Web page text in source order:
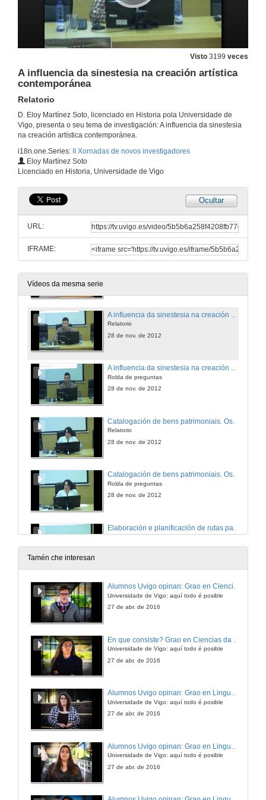
Visto 3199 veces
A influencia da sinestesia na creación artística
contemporánea
Relatorio
D. Eloy Martínez Soto, licenciado en Historia pola Universidade de
Vigo, presenta o seu tema de investigación: A influencia da sinestesia
na creación artística contemporánea.
i18n.one.Series:
II Xornadas de novos investigadores
Eloy Martínez Soto
Licenciado en Historia, Universidade de Vigo
Ocultar
URL:
IFRAME:
Vídeos da mesma serie
Rolda de preguntas
28 de nov. de 2012
Mulleres asasinadas na provincida de A Coruña (1936 - 1939)
28 de nov. de 2012
28 de nov. de 2012
28 de nov. de 2012
O fenómeno do contrabando na provincia de Ourense
Relatorio
28 de nov. de 2012
O fenómeno do contrabando na provincia de Ourense
Relatorio
28 de nov. de 2012
A influencia da sinestesia na creación artística contemporánea
Rolda de preguntas
28 de nov. de 2012
Relatorio
28 de nov. de 2012
Catalogación de bens patrimoniais. Os mosaicos romanos de Galicia.
Rolda de preguntas
28 de nov. de 2012
Relatorio
28 de nov. de 2012
Rolda de preguntas
Público e Audiencia VS Cidadanía e Educación
O mosteiro de San Clodio do Ribeiro do Avia
Rolda de preguntas
Tamén che interesan
Alumnos Uvigo opinan: Grao en Ciencias da Linguaxe e Estudos Literarios
Universidade de Vigo: aquí todo é posible
27 de abr. de 2016
Universidade de Vigo: aquí todo é posible
27 de abr. de 2016
Alumnos Uvigo opinan: Grao en Linguas Estranxeiras
Universidade de Vigo: aquí todo é posible
27 de abr. de 2016
Universidade de Vigo: aquí todo é posible
27 de abr. de 2016